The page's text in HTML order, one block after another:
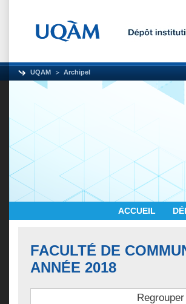
UQAM Archipel
ACCUEIL
FACULTÉ DE
ANNÉE 2018